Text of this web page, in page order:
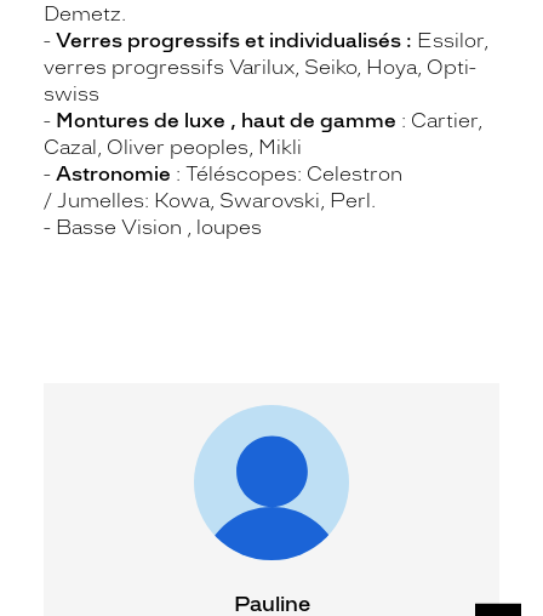
Demetz.
- Verres progressifs et individualisés : Essilor,
verres progressifs Varilux, Seiko, Hoya, Opti-
swiss
- Montures de luxe , haut de gamme : Cartier,
Cazal, Oliver peoples, Mikli
- Astronomie : Téléscopes: Celestron
/ Jumelles: Kowa, Swarovski, Perl.
- Basse Vision , loupes
Pauline